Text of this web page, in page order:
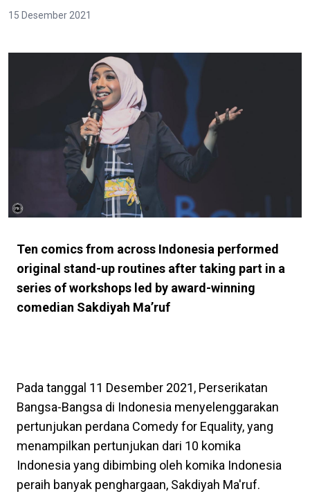
15 Desember 2021
Ten comics from across Indonesia performed
original stand-up routines after taking part in a
series of workshops led by award-winning
comedian Sakdiyah Ma’ruf
Pada tanggal 11 Desember 2021, Perserikatan
Bangsa-Bangsa di Indonesia menyelenggarakan
pertunjukan perdana Comedy for Equality, yang
menampilkan pertunjukan dari 10 komika
Indonesia yang dibimbing oleh komika Indonesia
peraih banyak penghargaan, Sakdiyah Ma'ruf.